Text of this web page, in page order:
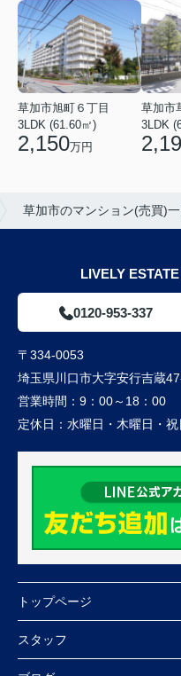
草加市旭町６丁目
3LDK (61.60㎡)
2,150万円
草加市
3LDK
草加市のマンション(売買)
LIVELY
0120-953-337
〒334-0053
埼玉県川口市大字安行吉蔵
営業時間： 9：00～18：00
定休日： 水曜日・木曜日・祝
トップページ
スタッフ